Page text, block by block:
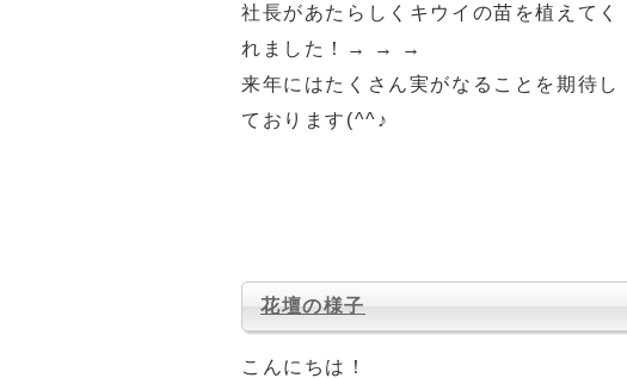
社長があたらしくキウイの苗を植えてく
れました！→ → →
来年にはたくさん実がなることを期待し
ております(^^♪
花壇の様子
こんにちは！